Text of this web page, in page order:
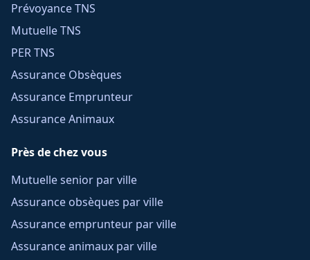
Prévoyance TNS
Mutuelle TNS
PER TNS
Assurance Obsèques
Assurance Emprunteur
Assurance Animaux
Près de chez vous
Mutuelle senior par ville
Assurance obsèques par ville
Assurance emprunteur par ville
Assurance animaux par ville